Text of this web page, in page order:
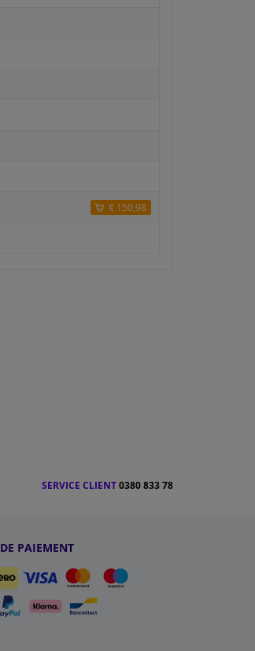
€ 150,98
SERVICE CLIENT0380 833 78
PAIEMENT